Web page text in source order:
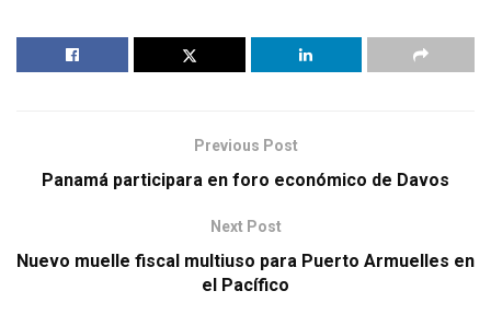
Previous Post
Panamá participara en foro económico de Davos
Next Post
Nuevo muelle fiscal multiuso para Puerto Armuelles en
el Pacífico